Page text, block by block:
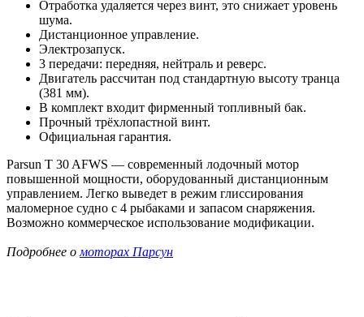
Отработка удаляется через винт, это снижает уровень
шума.
Дистанционное управление.
Электрозапуск.
3 передачи: передняя, нейтраль и реверс.
Двигатель рассчитан под стандартную высоту транца
(381 мм).
В комплект входит фирменный топливный бак.
Прочный трёхлопастной винт.
Официальная гарантия.
Parsun T 30 AFWS — современный лодочный мотор
повышенной мощности, оборудованный дистанционным
управлением. Легко выведет в режим глиссирования
маломерное судно с 4 рыбаками и запасом снаряжения.
Возможно коммерческое использование модификации.
Подробнее о моторах Парсун